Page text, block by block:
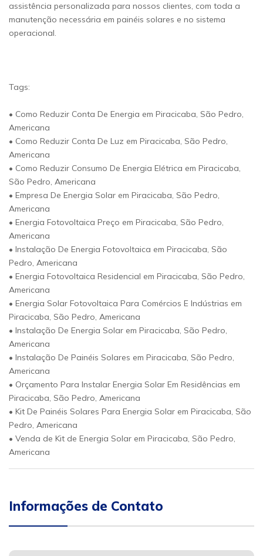
assistência personalizada para nossos clientes, com toda a
manutenção necessária em painéis solares e no sistema
operacional.
Tags:
• Como Reduzir Conta De Energia em Piracicaba, São Pedro,
Americana
• Como Reduzir Conta De Luz em Piracicaba, São Pedro,
Americana
• Como Reduzir Consumo De Energia Elétrica em Piracicaba,
São Pedro, Americana
• Empresa De Energia Solar em Piracicaba, São Pedro,
Americana
• Energia Fotovoltaica Preço em Piracicaba, São Pedro,
Americana
• Instalação De Energia Fotovoltaica em Piracicaba, São
Pedro, Americana
• Energia Fotovoltaica Residencial em Piracicaba, São Pedro,
Americana
• Energia Solar Fotovoltaica Para Comércios E Indústrias em
Piracicaba, São Pedro, Americana
• Instalação De Energia Solar em Piracicaba, São Pedro,
Americana
• Instalação De Painéis Solares em Piracicaba, São Pedro,
Americana
• Orçamento Para Instalar Energia Solar Em Residências em
Piracicaba, São Pedro, Americana
• Kit De Painéis Solares Para Energia Solar em Piracicaba, São
Pedro, Americana
• Venda de Kit de Energia Solar em Piracicaba, São Pedro,
Americana
Informações de Contato